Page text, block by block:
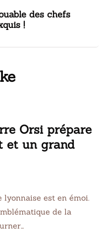
des chefs
!
Orsi prépare
et un grand
est en émoi.
de la